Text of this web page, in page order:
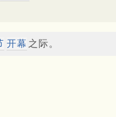
开幕 之际。